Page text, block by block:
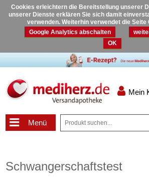
Cookies erleichtern die Bereitstellung unserer
unserer Dienste erklären Sie sich damit
verwenden. Weiterhin verwendet die Seite
Google Analytics abschalten
OK
Mein
Menü
Schwangerschaftstest